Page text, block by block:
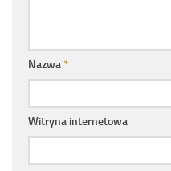
Nazwa*
Witryna internetowa